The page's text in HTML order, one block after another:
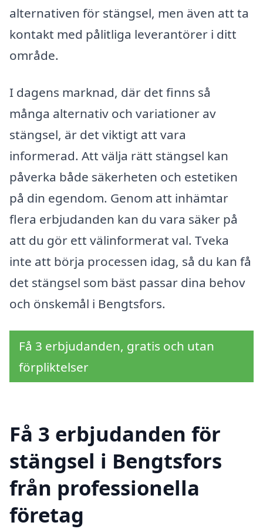
alternativen för stängsel, men även att ta
kontakt med pålitliga leverantörer i ditt
område.
I dagens marknad, där det finns så
många alternativ och variationer av
stängsel, är det viktigt att vara
informerad. Att välja rätt stängsel kan
påverka både säkerheten och estetiken
på din egendom. Genom att inhämtar
flera erbjudanden kan du vara säker på
att du gör ett välinformerat val. Tveka
inte att börja processen idag, så du kan få
det stängsel som bäst passar dina behov
och önskemål i Bengtsfors.
Få 3 erbjudanden, gratis och utan
förpliktelser
Få 3 erbjudanden för
stängsel i Bengtsfors
från professionella
företag